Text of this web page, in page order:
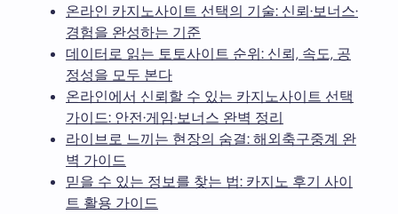
온라인 카지노사이트 선택의 기술: 신뢰·보너스·
경험을 완성하는 기준
데이터로 읽는 토토사이트 순위: 신뢰, 속도, 공
정성을 모두 본다
온라인에서 신뢰할 수 있는 카지노사이트 선택
가이드: 안전·게임·보너스 완벽 정리
라이브로 느끼는 현장의 숨결: 해외축구중계 완
벽 가이드
믿을 수 있는 정보를 찾는 법: 카지노 후기 사이
트 활용 가이드